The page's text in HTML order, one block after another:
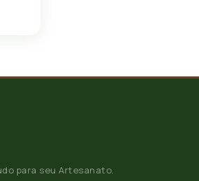
para seu Artesanato.